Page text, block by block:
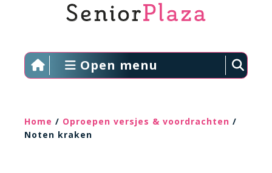
Open menu
Home / Oproepen versjes & voordrachten /
Noten kraken